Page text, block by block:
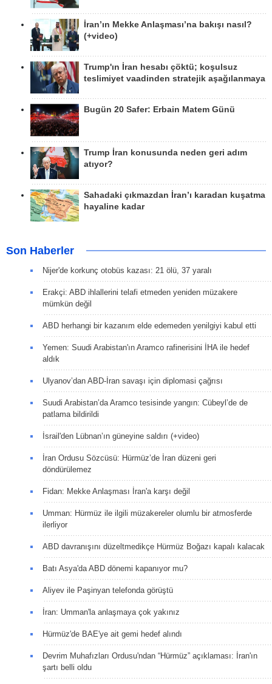
İran’ın Mekke Anlaşması’na bakışı nasıl?
(+video)
Trump'ın İran hesabı çöktü; koşulsuz
teslimiyet vaadinden stratejik aşağılanmaya
Bugün 20 Safer: Erbain Matem Günü
Trump İran konusunda neden geri adım
atıyor?
Sahadaki çıkmazdan İran’ı karadan kuşatma
hayaline kadar
Son Haberler
Nijer'de korkunç otobüs kazası: 21 ölü, 37 yaralı
Erakçi: ABD ihlallerini telafi etmeden yeniden müzakere
mümkün değil
ABD herhangi bir kazanım elde edemeden yenilgiyi kabul etti
Yemen: Suudi Arabistan'ın Aramco rafinerisini İHA ile hedef
aldık
Ulyanov’dan ABD-İran savaşı için diplomasi çağrısı
Suudi Arabistan’da Aramco tesisinde yangın: Cübeyl’de de
patlama bildirildi
İsrail'den Lübnan’ın güneyine saldırı (+video)
İran Ordusu Sözcüsü: Hürmüz’de İran düzeni geri
döndürülemez
Fidan: Mekke Anlaşması İran'a karşı değil
Umman: Hürmüz ile ilgili müzakereler olumlu bir atmosferde
ilerliyor
ABD davranışını düzeltmedikçe Hürmüz Boğazı kapalı kalacak
Batı Asya'da ABD dönemi kapanıyor mu?
Aliyev ile Paşinyan telefonda görüştü
İran: Umman'la anlaşmaya çok yakınız
Hürmüz'de BAE'ye ait gemi hedef alındı
Devrim Muhafızları Ordusu'ndan “Hürmüz” açıklaması: İran'ın
şartı belli oldu